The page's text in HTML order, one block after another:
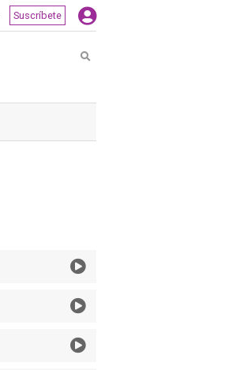
Suscríbete
Buscar